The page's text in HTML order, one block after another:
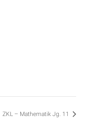
ZKL – Mathematik Jg. 11